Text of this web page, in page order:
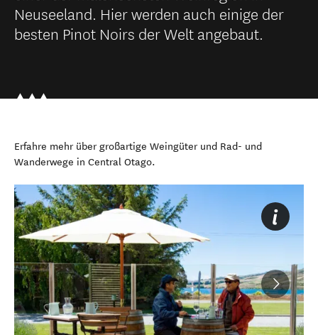
Neuseeland. Hier werden auch einige der
besten Pinot Noirs der Welt angebaut.
Erfahre mehr über großartige Weingüter und Rad- und
Wanderwege in Central Otago.